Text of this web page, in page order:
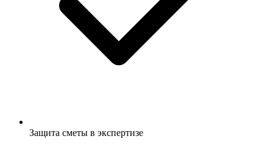
Защита сметы в экспертизе